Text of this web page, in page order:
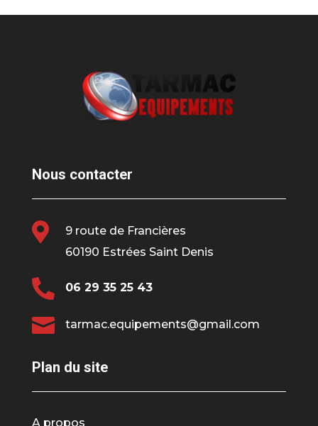
Nous contacter

9 route de Francières
60190 Estrées Saint Denis
 06 29 35 25 43
 tarmac.equipements@gmail.com
Plan du site
A propos